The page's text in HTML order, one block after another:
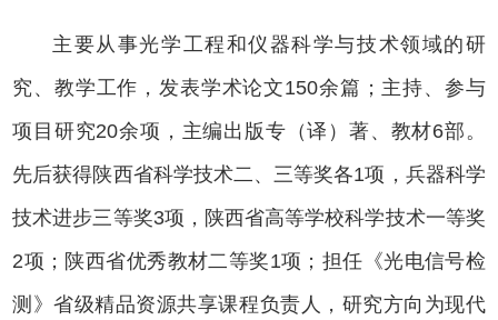
主要从事光学工程和仪器科学与技术领域的研
究、教学工作，发表学术论文150余篇；主持、参与
项目研究20余项，主编出版专（译）著、教材6部。
先后获得陕西省科学技术二、三等奖各1项，兵器科学
技术进步三等奖3项，陕西省高等学校科学技术一等奖
2项；陕西省优秀教材二等奖1项；担任《光电信号检
测》省级精品资源共享课程负责人，研究方向为现代